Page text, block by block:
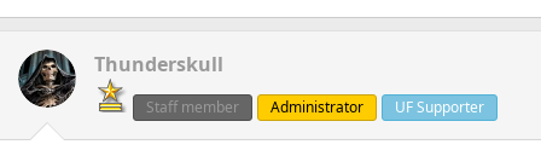
Thunderskull
Staff member Administrator UF Supporter